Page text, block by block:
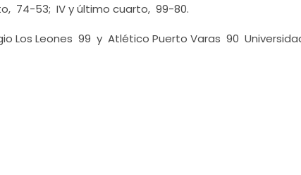
74-53; IV y último cuarto, 99-80.
Los Leones 99 y Atlético Puerto Varas 90